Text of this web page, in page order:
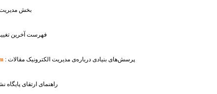
: بخش
: فهرست آخرین
: پرسش‌های بنیادی درباره‌ی مدیریت الکترونیک مقالات
: راهنمای ارتقای پایگاه